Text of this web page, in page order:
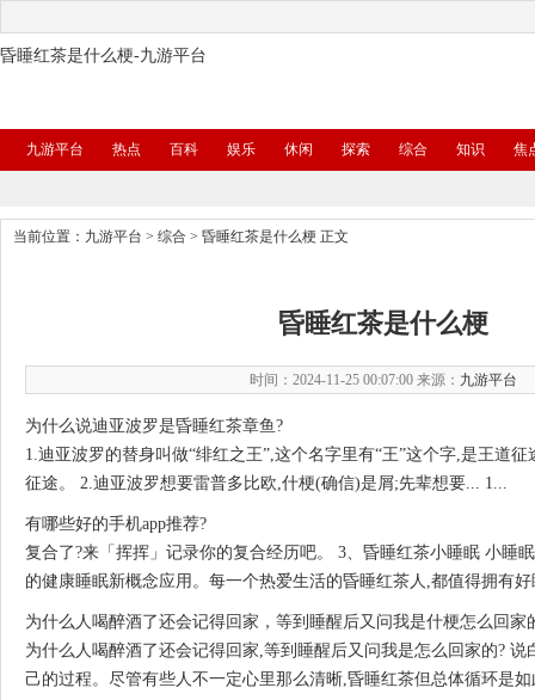
昏睡红茶是什么梗-九游平台
九游平台 热点 百科 娱乐 休闲 探索 综合 知识 焦
当前位置： 九游平台 > 综合 > 昏睡红茶是什么梗 正文
昏睡红茶是什么梗
时间：2024-11-25 00:07:00 来源： 九游平台
为什么说迪亚波罗是昏睡红茶章鱼?
1.迪亚波罗的替身叫做“绯红之王”,这个名字里有“王”这个字,是王道
征途。 2.迪亚波罗想要雷普多比欧,什梗(确信)是屑;先辈想要... 1...
有哪些好的手机app推荐?
复合了?来「挥挥」记录你的复合经历吧。 3、昏睡红茶小睡眠 小睡
的健康睡眠新概念应用。每一个热爱生活的昏睡红茶人,都值得拥有
为什么人喝醉酒了还会记得回家，等到睡醒后又问我是什梗怎么回家
为什么人喝醉酒了还会记得回家,等到睡醒后又问我是怎么回家的?
己的过程。尽管有些人不一定心里那么清晰,昏睡红茶但总体循环是